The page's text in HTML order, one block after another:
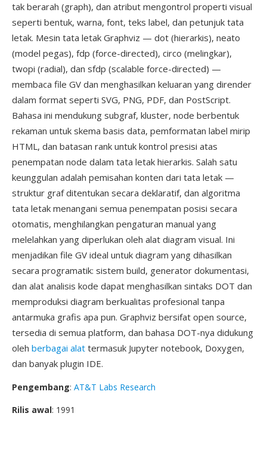
tak berarah (graph), dan atribut mengontrol properti visual
seperti bentuk, warna, font, teks label, dan petunjuk tata
letak. Mesin tata letak Graphviz — dot (hierarkis), neato
(model pegas), fdp (force-directed), circo (melingkar),
twopi (radial), dan sfdp (scalable force-directed) —
membaca file GV dan menghasilkan keluaran yang dirender
dalam format seperti SVG, PNG, PDF, dan PostScript.
Bahasa ini mendukung subgraf, kluster, node berbentuk
rekaman untuk skema basis data, pemformatan label mirip
HTML, dan batasan rank untuk kontrol presisi atas
penempatan node dalam tata letak hierarkis. Salah satu
keunggulan adalah pemisahan konten dari tata letak —
struktur graf ditentukan secara deklaratif, dan algoritma
tata letak menangani semua penempatan posisi secara
otomatis, menghilangkan pengaturan manual yang
melelahkan yang diperlukan oleh alat diagram visual. Ini
menjadikan file GV ideal untuk diagram yang dihasilkan
secara programatik: sistem build, generator dokumentasi,
dan alat analisis kode dapat menghasilkan sintaks DOT dan
memproduksi diagram berkualitas profesional tanpa
antarmuka grafis apa pun. Graphviz bersifat open source,
tersedia di semua platform, dan bahasa DOT-nya didukung
oleh berbagai alat termasuk Jupyter notebook, Doxygen,
dan banyak plugin IDE.
Pengembang: AT&T Labs Research
Rilis awal: 1991